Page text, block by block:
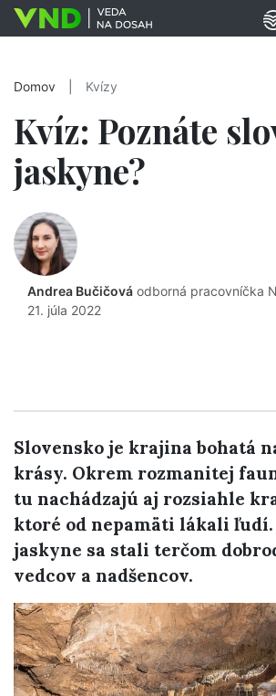
Domov Kvízy
Kvíz: Poznáte
jaskyne?
Andrea Bučičová odborná pracovníčka
21. júla 2022
Slovensko je krajina bohatá
krásy. Okrem rozmanitej
tu nachádzajú aj rozsiahle
ktoré od nepamäti lákali ľudí.
jaskyne sa stali terčom
vedcov a nadšencov.